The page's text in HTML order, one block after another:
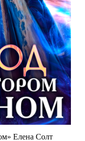
Елена Солт